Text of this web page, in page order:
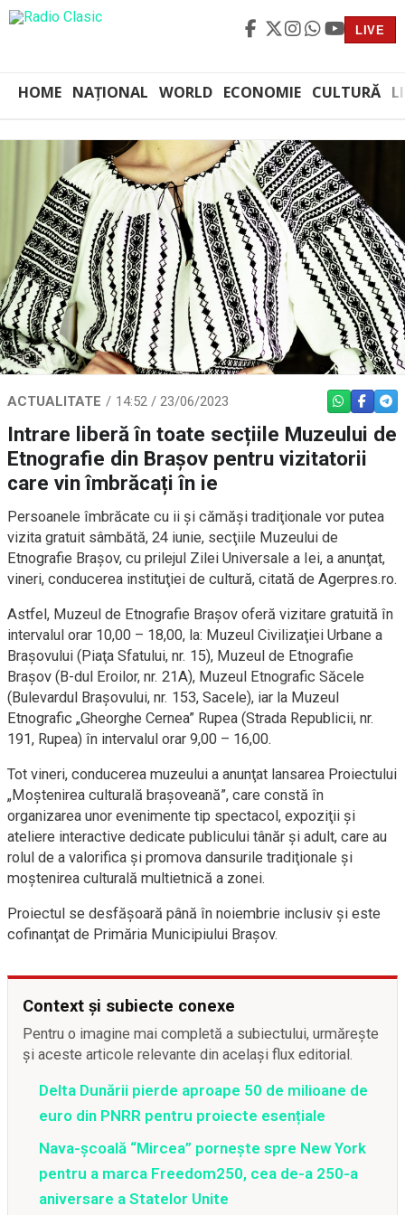
LIVE
HOME NAȚIONAL WORLD ECONOMIE CULTURĂ
ACTUALITATE 14:52 / 23/06/2023 WHATSAPP
Intrare liberă în toate secțiile Muzeului de
Etnografie din Brașov pentru vizitatorii
care vin îmbrăcați în ie
Persoanele îmbrăcate cu ii şi cămăşi tradiţionale vor putea
vizita gratuit sâmbătă, 24 iunie, secţiile Muzeului de
Etnografie Braşov, cu prilejul Zilei Universale a Iei, a anunţat,
vineri, conducerea instituţiei de cultură, citată de Agerpres.ro.
Astfel, Muzeul de Etnografie Braşov oferă vizitare gratuită în
intervalul orar 10,00 – 18,00, la: Muzeul Civilizaţiei Urbane a
Braşovului (Piaţa Sfatului, nr. 15), Muzeul de Etnografie
Braşov (B-dul Eroilor, nr. 21A), Muzeul Etnografic Săcele
(Bulevardul Braşovului, nr. 153, Sacele), iar la Muzeul
Etnografic „Gheorghe Cernea” Rupea (Strada Republicii, nr.
191, Rupea) în intervalul orar 9,00 – 16,00.
Tot vineri, conducerea muzeului a anunţat lansarea Proiectului
„Moştenirea culturală braşoveană”, care constă în
organizarea unor evenimente tip spectacol, expoziţii şi
ateliere interactive dedicate publicului tânăr şi adult, care au
rolul de a valorifica şi promova dansurile tradiţionale şi
moştenirea culturală multietnică a zonei.
Proiectul se desfăşoară până în noiembrie inclusiv şi este
cofinanţat de Primăria Municipiului Braşov.
Context și subiecte conexe
Pentru o imagine mai completă a subiectului, urmărește
și aceste articole relevante din același flux editorial.
Delta Dunării pierde aproape 50 de milioane de
euro din PNRR pentru proiecte esențiale
Nava-școală “Mircea” pornește spre New York
pentru a marca Freedom250, cea de-a 250-a
aniversare a Statelor Unite